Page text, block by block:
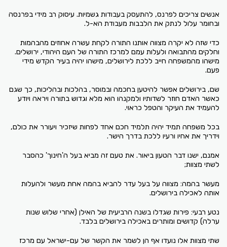
אנשים צריכים לפרנס, להתעסק בעבודות גשמיות. עיסוק רב מידי בפרנסה
ובחומר עלול לנתק את הלבבות מעבודת הא-ל.
כדי שזה לא יקרה מצווה אותנו התורה לקחת עשרה אחוזים מהבהמות
וחלקים מהתבואה ולעלות עמם למרכז התורה של העם היהודי, ירושלים.
מישהו מהמשפחה חייב ללכת לירושלים, מישהו יהיה בעיר הקדש מידי
פעם.
שם, בירושלים אפשר להיטען בחכמה ובמוסר, בהלכות ובהליכות, כך שגם
כאשר האדם חוזר לשדותיו ולמקנהו הוא מלא וגדוש בתורה ויראה ויודע
להעמיד את העיקר והטפל כראוי.
בכל משפחה תמיד יהיה תלמיד חכם אחד לפחות שיזכיר ויעורר את כולם,
וידריך את אחיו ורעיו ללכת בדרך הישר.
אמנם, ישנו דבר הטעון ביאור. את טעם זה מביא בעל ה'חינוך' כהסבר
לשתי מצוות;
מעשר בהמה: מצווה על בעל עדר להביא בהמה אחת מעשר ולהעלות
אותה לאכילה בירושלים.
נטע רבעי: פירות שגדלו בשנה הרביעית של האילן (אחרי שלוש שנות
ערלה) קדושים ומותרים באכילה בירושלים בלבד.
שתי מצוות אלו נועדו אף הן לשמר את הקשר של עם-ישראל עם מרכז